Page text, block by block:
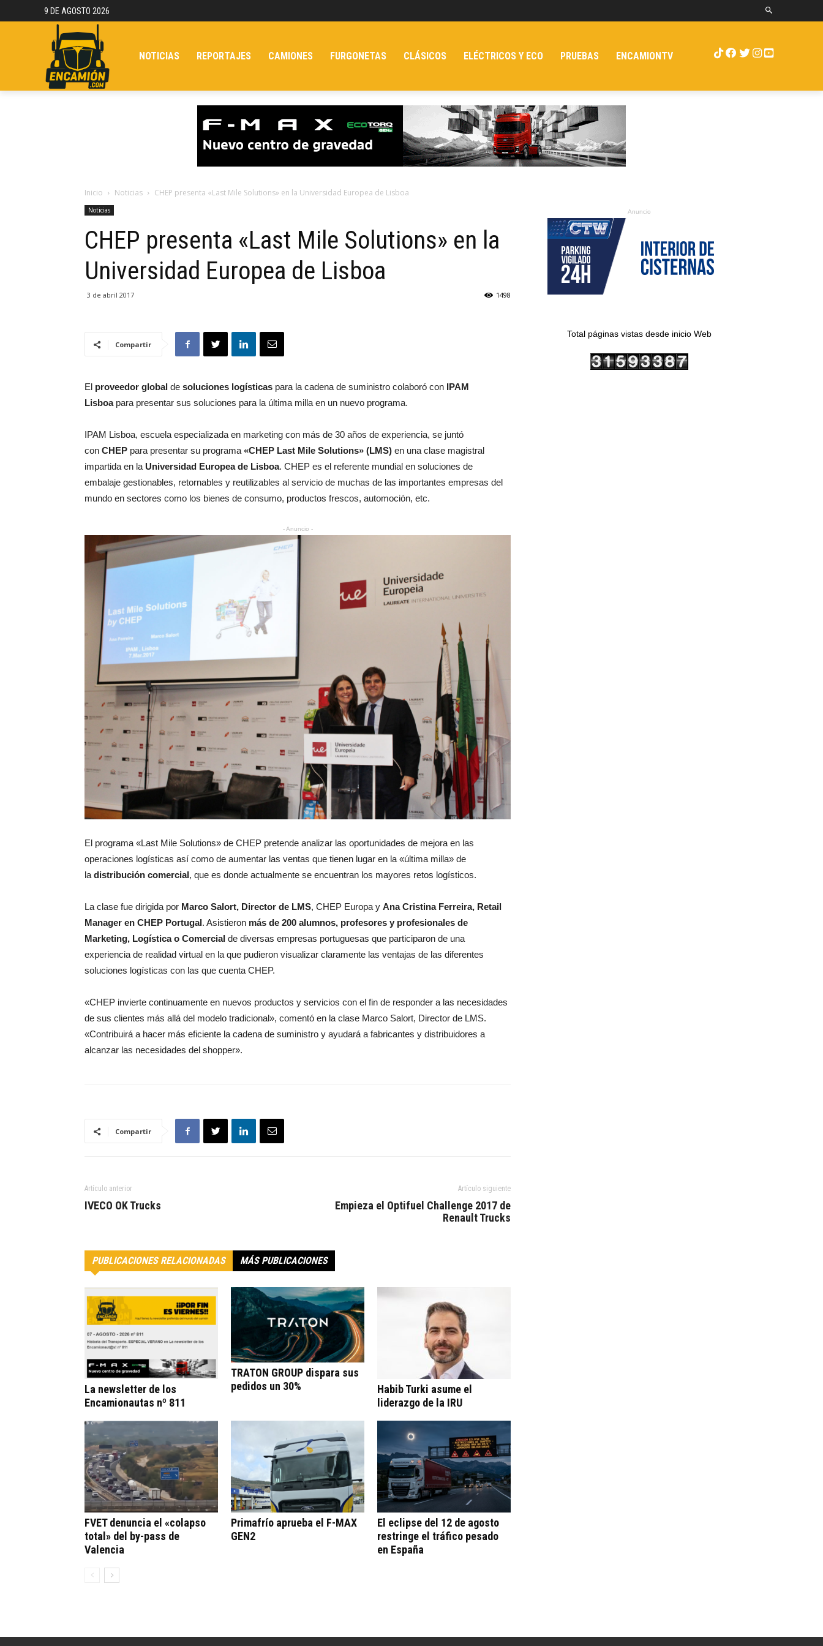
9 DE AGOSTO 2026
NOTICIAS REPORTAJES CAMIONES FURGONETAS CLÁSICOS ELÉCTRICOS Y ECO PRUEBAS ENCAMIONTV
Inicio Noticias CHEP presenta «Last Mile Solutions» en la Universidad Europea de Lisboa
Noticias
CHEP presenta «Last Mile Solutions» en la
Universidad Europea de Lisboa
3 de abril 2017 1498
Compartir
El proveedor global de soluciones logísticas para la cadena de suministro colaboró con IPAM
Lisboapara presentar sus soluciones para la última milla en un nuevo programa.
IPAM Lisboa, escuela especializada en marketing con más de 30 años de experiencia, se juntó
con CHEP para presentar su programa «CHEP Last Mile Solutions» (LMS) en una clase magistral
impartida en la Universidad Europea de Lisboa. CHEP es el referente mundial en soluciones de
embalaje gestionables, retornables y reutilizables al servicio de muchas de las importantes empresas del
mundo en sectores como los bienes de consumo, productos frescos, automoción, etc.
- Anuncio -
El programa «Last Mile Solutions» de CHEP pretende analizar las oportunidades de mejora en las
operaciones logísticas así como de aumentar las ventas que tienen lugar en la «última milla» de
la distribución comercial, que es donde actualmente se encuentran los mayores retos logísticos.
La clase fue dirigida por Marco Salort, Director de LMS, CHEP Europa y Ana Cristina Ferreira, Retail
Manager en CHEP Portugal. Asistieron más de 200 alumnos, profesores y profesionales de
Marketing, Logística o Comercial de diversas empresas portuguesas que participaron de una
experiencia de realidad virtual en la que pudieron visualizar claramente las ventajas de las diferentes
soluciones logísticas con las que cuenta CHEP.
«CHEP invierte continuamente en nuevos productos y servicios con el fin de responder a las necesidades
de sus clientes más allá del modelo tradicional», comentó en la clase Marco Salort, Director de LMS.
«Contribuirá a hacer más eficiente la cadena de suministro y ayudará a fabricantes y distribuidores a
alcanzar las necesidades del shopper».
Compartir
Artículo anterior
IVECO OK Trucks
Artículo siguiente
Empieza el Optifuel Challenge 2017 de
Renault Trucks
PUBLICACIONES RELACIONADAS MÁS PUBLICACIONES
La newsletter de los
Encamionautas nº 811
TRATON GROUP dispara sus
pedidos un 30%
Habib Turki asume el
liderazgo de la IRU
FVET denuncia el «colapso
total» del by-pass de
Valencia
Primafrío aprueba el F-MAX
GEN2
El eclipse del 12 de agosto
restringe el tráfico pesado
en España
Anuncio
Total páginas vistas desde inicio Web